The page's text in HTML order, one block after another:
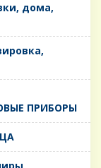
дома,
ПРИБОРЫ